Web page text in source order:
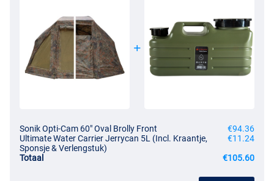
Sonik Opti-Cam 60" Oval Brolly Front
€94.36
Ultimate Water Carrier Jerrycan 5L (Incl. Kraantje,
Sponsje & Verlengstuk)
€11.24
Totaal
€105.60